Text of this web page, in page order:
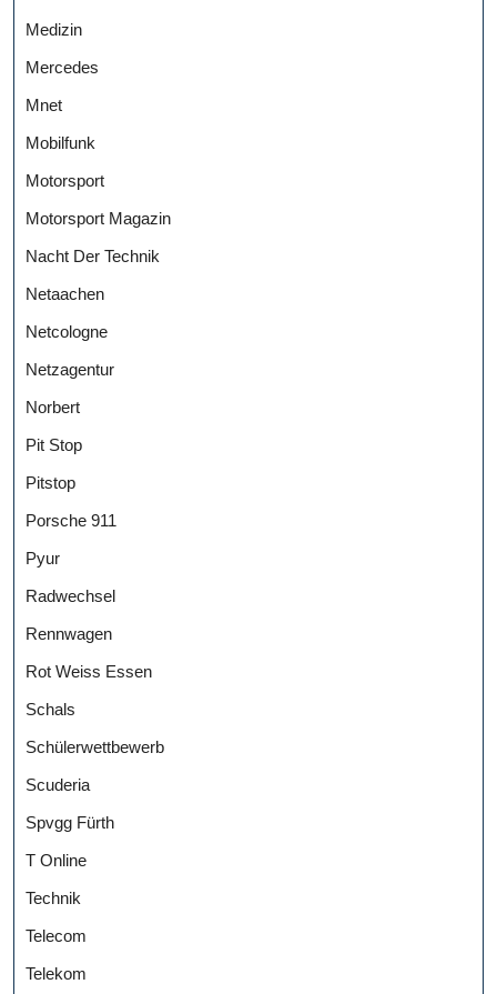
Medizin
Mercedes
Mnet
Mobilfunk
Motorsport
Motorsport Magazin
Nacht Der Technik
Netaachen
Netcologne
Netzagentur
Norbert
Pit Stop
Pitstop
Porsche 911
Pyur
Radwechsel
Rennwagen
Rot Weiss Essen
Schals
Schülerwettbewerb
Scuderia
Spvgg Fürth
T Online
Technik
Telecom
Telekom